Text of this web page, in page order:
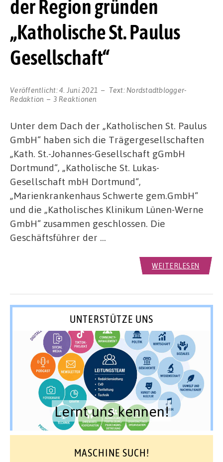
der Region gründen
„Katholische St. Paulus
Gesellschaft“
Veröffentlicht:4. Juni 2021 Text: Nordstadtblogger-
Redaktion
3 Reaktionen
Unter dem Dach der „Katholischen St. Paulus
GmbH“ haben sich die Trägergesellschaften
„Kath. St.-Johannes-Gesellschaft gGmbH
Dortmund“, „Katholische St. Lukas-
Gesellschaft mbH Dortmund“,
„Marienkrankenhaus Schwerte gem.GmbH“
und die „Katholisches Klinikum Lünen-Werne
GmbH“ zusammen geschlossen. Die
Geschäftsführer der …
WEITERLESEN
UNTERSTÜTZE UNS
Lernt uns kennen!
MASCHINE SUCH!